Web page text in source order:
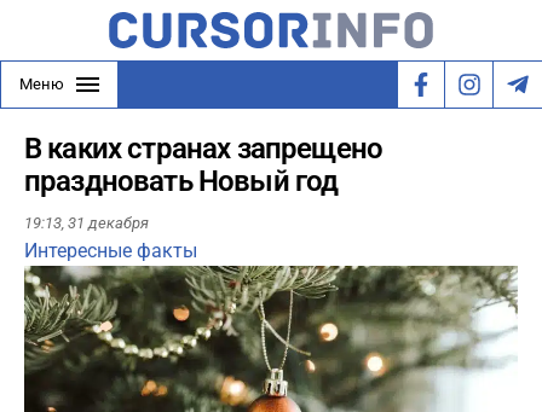
Меню
В каких странах запрещено
праздновать Новый год
19:13, 31 декабря
Интересные факты